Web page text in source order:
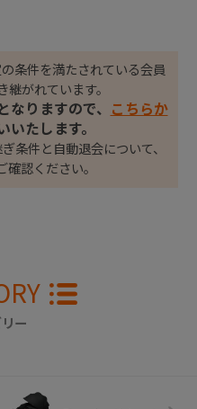
条件を満たされている会員
がれています。
りますので、
こちらか
いたします。
条件と自動退会について、
確認ください。
ー